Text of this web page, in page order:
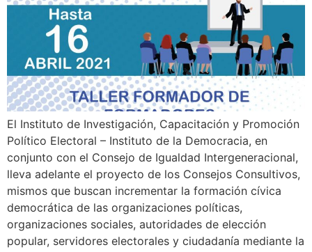
El Instituto de Investigación, Capacitación y Promoción
Político Electoral – Instituto de la Democracia, en
conjunto con el Consejo de Igualdad Intergeneracional,
lleva adelante el proyecto de los Consejos Consultivos,
mismos que buscan incrementar la formación cívica
democrática de las organizaciones políticas,
organizaciones sociales, autoridades de elección
popular, servidores electorales y ciudadanía mediante la